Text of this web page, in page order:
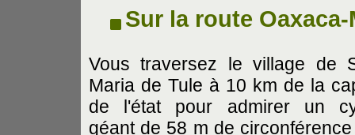
Sur la route
Vous traversez le village de
Maria de Tule à 10 km de la
de l'état pour admirer un
géant de 58 m de